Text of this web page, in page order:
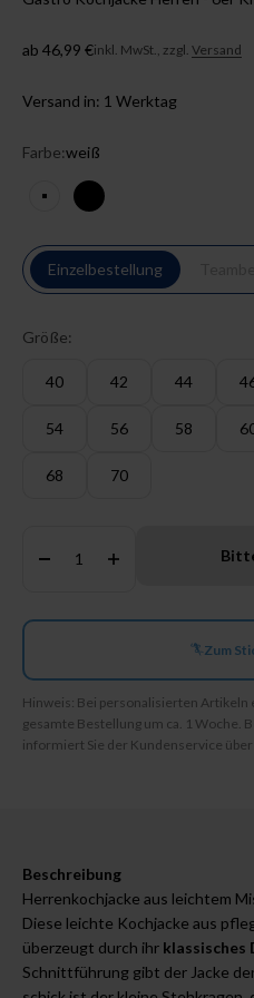
Angebot
ab 46,99 €inkl. MwSt., zzgl. Versand
Versand in: 1 Werktag
Farbe:weiß
weiß schwarz
Einzelbestellung
Größe:
40 42 44
54 56 58
68 70
Zum
Hinweis: Bei personalisierten
gesamte Bestellung um ca. 1 Woche.
informiert Sie der Kundenservice
Beschreibung
Herrenkochjacke aus leichtem
Diese leichte Kochjacke aus
überzeugt durch ihr klassisches
Schnittführung gibt der Jacke